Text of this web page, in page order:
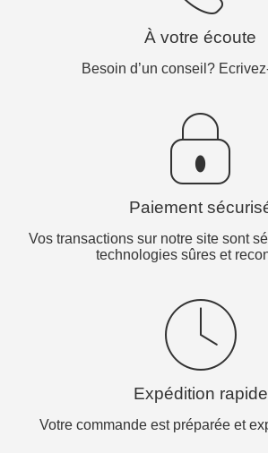
À votre écoute
Besoin d’un conseil?
Paiement
Vos transactions sur notre site sont
technologies sûres et
Expédition rapide
Votre commande est préparée et